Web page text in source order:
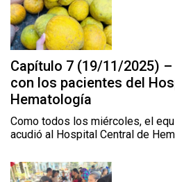
Capítulo 7 (19/11/2025)
con los pacientes del
Hematología
Como todos los miércoles, el
acudió al Hospital Central de